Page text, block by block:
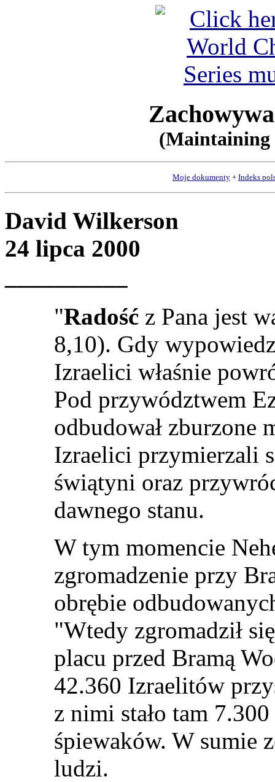
(Maintaining
Moje dokumenty + Indeks
David Wilkerson
24 lipca 2000
"Radość z Pana jest
8,10). Gdy
Izraelici właśnie
Pod przywództwem
odbudował zburzone
Izraelici przymierzali
świątyni oraz
dawnego stanu.
W tym momencie
zgromadzenie przy
obrębie
"Wtedy zgromadził
placu przed Bramą
42.360 Izraelitów
z nimi stało tam
śpiewaków. W sumie
ludzi.